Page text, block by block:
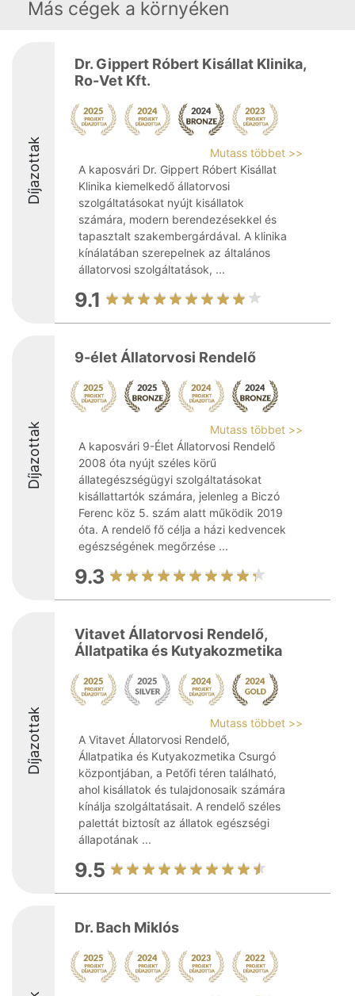
Más cégek a környéken
Díjazottak
Dr. Gippert Róbert Kisállat Klinika,
Ro-Vet Kft.
Mutass többet >>
A kaposvári Dr. Gippert Róbert Kisállat
Klinika kiemelkedő állatorvosi
szolgáltatásokat nyújt kisállatok
számára, modern berendezésekkel és
tapasztalt szakembergárdával. A klinika
kínálatában szerepelnek az általános
állatorvosi szolgáltatások, ...
9.1
Díjazottak
9-élet Állatorvosi Rendelő
Mutass többet >>
A kaposvári 9-Élet Állatorvosi Rendelő
2008 óta nyújt széles körű
állategészségügyi szolgáltatásokat
kisállattartók számára, jelenleg a Biczó
Ferenc köz 5. szám alatt működik 2019
óta. A rendelő fő célja a házi kedvencek
egészségének megőrzése ...
9.3
Díjazottak
Vitavet Állatorvosi Rendelő,
Állatpatika és Kutyakozmetika
Mutass többet >>
A Vitavet Állatorvosi Rendelő,
Állatpatika és Kutyakozmetika Csurgó
központjában, a Petőfi téren található,
ahol kisállatok és tulajdonosaik számára
kínálja szolgáltatásait. A rendelő széles
palettát biztosít az állatok egészségi
állapotának ...
9.5
Dr. Bach Miklós